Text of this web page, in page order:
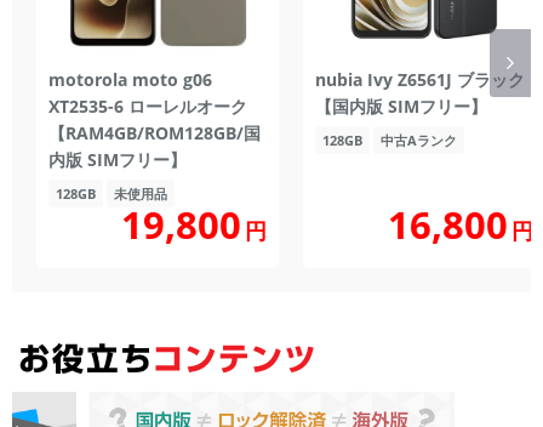
motorola moto g06
XT2535-6 ローレルオーク
【RAM4GB/ROM128GB/国
内版 SIMフリー】
128GB 未使用品
19,800円
nubia Ivy Z6561J ブラック
【国内版 SIMフリー】
128GB 中古Aランク
16,800円